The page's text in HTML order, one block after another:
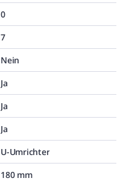
0
7
Nein
Ja
Ja
Ja
U-Umrichter
180 mm